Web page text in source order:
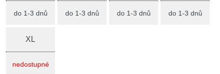
do 1-3 dnů do 1-3 dnů do 1-3 dnů do 1-3 dnů
XL
nedostupné